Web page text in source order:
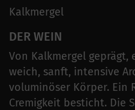
Kalkmergel
DER WEIN
Von Kalkmergel
weich, sanft, intensive
voluminöser Körper. Ein
Cremigkeit besticht. Die